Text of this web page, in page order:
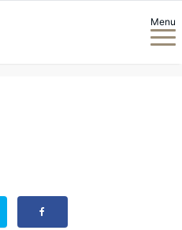
Menu